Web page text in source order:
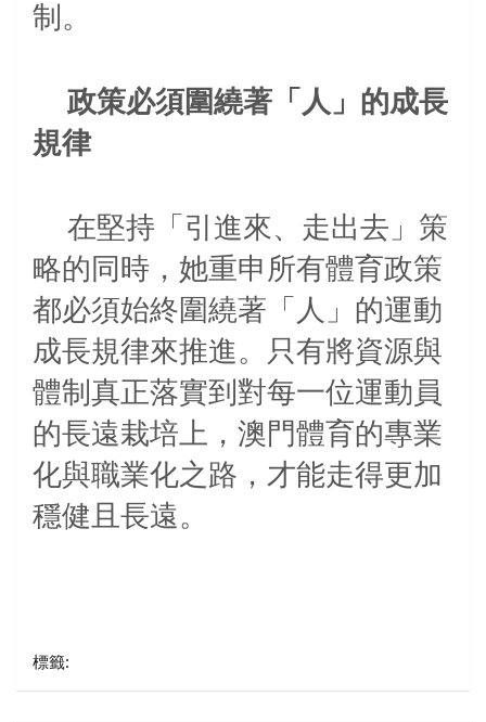
制。
政策必須圍繞著「人」的成長
規律
在堅持「引進來、走出去」策
略的同時， 她重申所有體育政策
都必須始終圍繞著「人」的運動
成長規律來推進。 只有將資源與
體制真正落實到對每一位運動員
的長遠栽培上，澳門體育的專業
化與職業化之路，才能走得更加
穩健且長遠。
標籤: